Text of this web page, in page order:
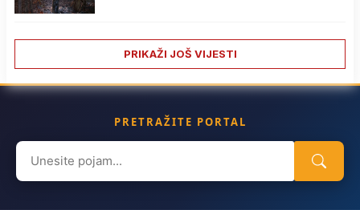
PRIKAŽI JOŠ VIJESTI
PRETRAŽITE PORTAL
Search
for: